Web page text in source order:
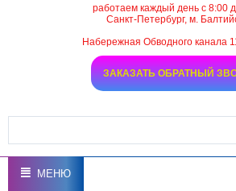
работаем каждый день с 8:00
Санкт-Петербург, м.
Набережная Обводного канала
ЗАКАЗАТЬ ОБРАТНЫЙ
МЕНЮ